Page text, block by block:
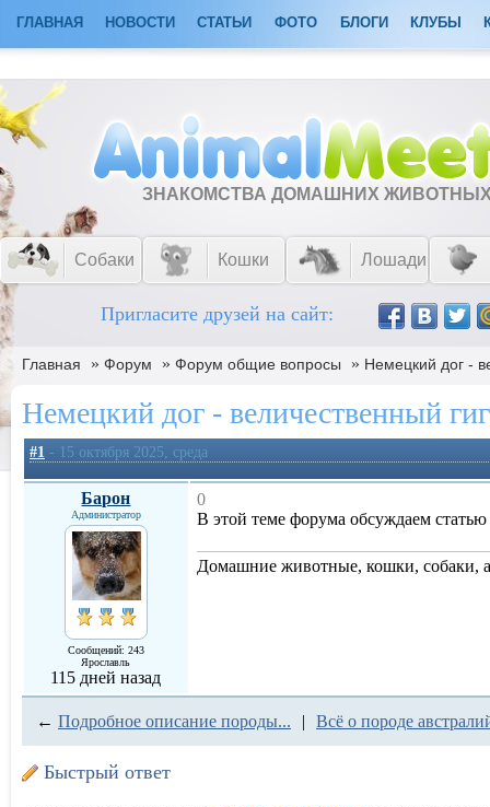
ГЛАВНАЯ НОВОСТИ СТАТЬИ ФОТО БЛОГИ КЛУБЫ
ЗНАКОМСТВА ДОМАШНИХ
Собаки Кошки Лошади
Пригласите друзей на сайт:
Главная » Форум » Форум общие вопросы » Немецкий дог -
Немецкий дог - величественный
#1 - 15 октября 2025, среда
Барон
Администратор
Сообщений: 243
Ярославль
115 дней назад
0
В этой теме форума обсуждаем
Домашние животные, кошки, собаки,
← Подробное описание породы... | Всё о породе
Быстрый ответ